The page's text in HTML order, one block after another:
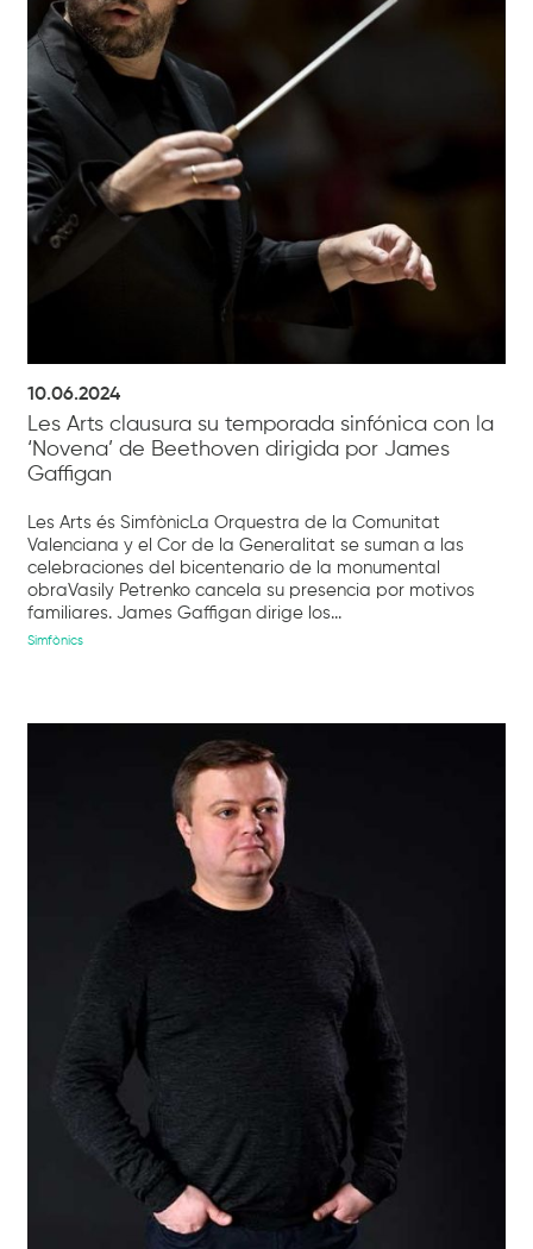
10.06.2024
Les Arts clausura su temporada sinfónica con la
‘Novena’ de Beethoven dirigida por James
Gaffigan
Les Arts és SimfònicLa Orquestra de la Comunitat
Valenciana y el Cor de la Generalitat se suman a las
celebraciones del bicentenario de la monumental
obraVasily Petrenko cancela su presencia por motivos
familiares. James Gaffigan dirige los...
Simfònics